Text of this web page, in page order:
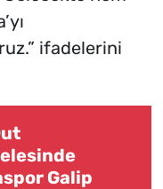
ifadelerini
Galip